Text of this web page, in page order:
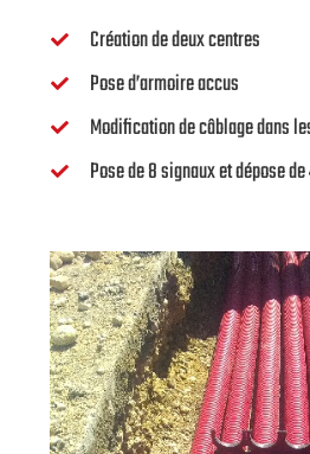
Création de deux centres
Pose d’armoire accus
Modification de câblage dans
Pose de 8 signaux et dépose